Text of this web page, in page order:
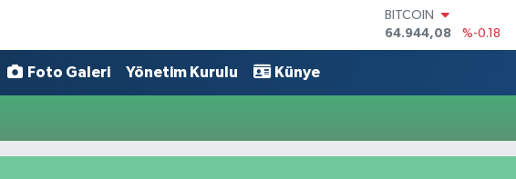
BITCOIN
64.944,08
%-0.18
DOLAR
64,4811
%0.38
Foto Galeri Yönetim Kurulu Künye